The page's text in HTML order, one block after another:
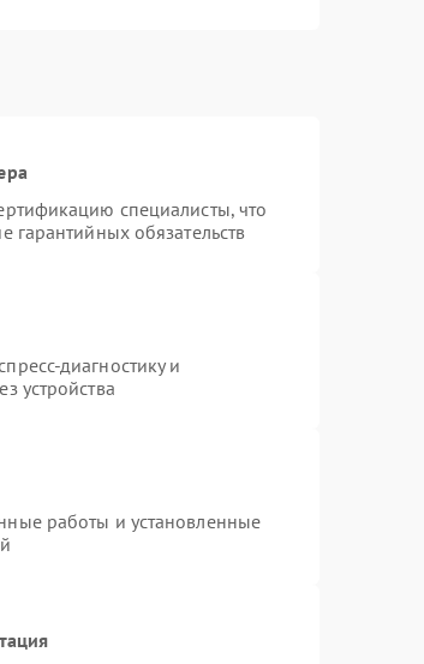
специалисты, что
гарантийных обязательств
диагностику и
устройства
работы и установленные